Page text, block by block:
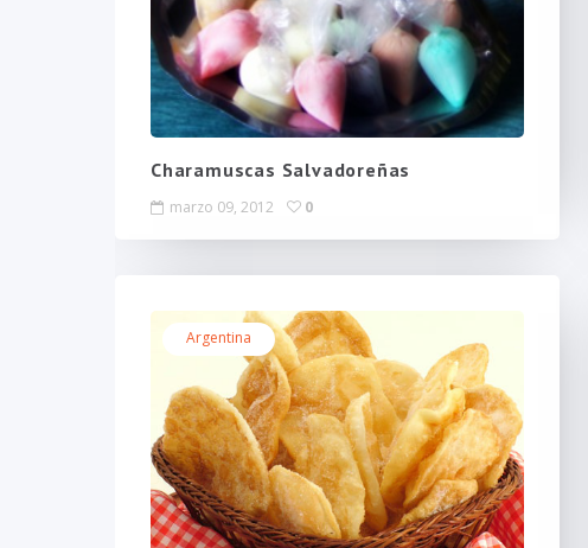
Charamuscas Salvadoreñas
marzo 09, 2012 0
Argentina